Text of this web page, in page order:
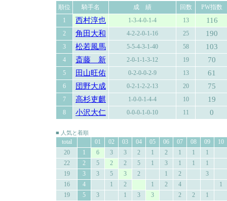
順位 騎手名 成 績 回数
PW指数
1
西村淳也 1-3-4-0-1-4 13 116
2 角田大和 4-2-2-0-1-16 25 190
3 松若風馬 5-5-4-3-1-40 58 103
4 斎藤 新 2-0-1-1-3-12 19 70
5 田山旺佑 0-2-0-0-2-9 13 61
6 団野大成 0-2-1-2-2-13 20 75
7 高杉吏麒 1-0-0-1-4-4 10 19
8 小沢大仁 0-0-0-1-0-10 11 0
■ 人気と着順
total 01 02 03 04 05 06 07 08 09
10
20
1 6 3 3 2 1 2 1 1
1
22
2 5 2 2 5 1 3 1 1
1
19
3 3 5 3 2 1 2
3
16
4 1 2 1 2 4
1
19
5 3 1 3 3 2 2
1